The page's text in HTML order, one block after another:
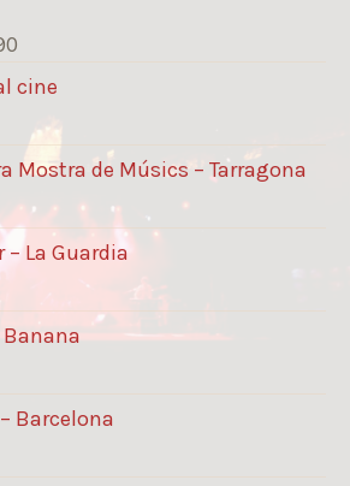
cine
Mostra de Músics – Tarragona
– La Guardia
Banana
Barcelona